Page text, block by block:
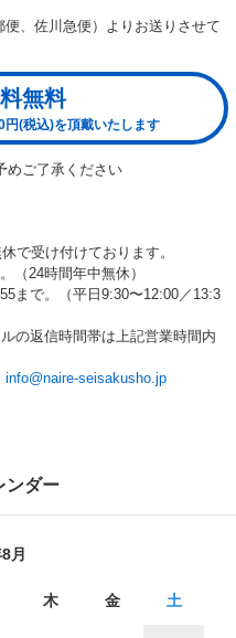
、佐川急便）よりお送りさせて
無料
(税込)を頂戴いたします
めご了承ください
で受け付けております。
（24時間年中無休）
まで。（平日9:30〜12:00／13:3
の返信時間帯は上記営業時間内
info@naire-seisakusho.jp
ンダー
月
木 金 土